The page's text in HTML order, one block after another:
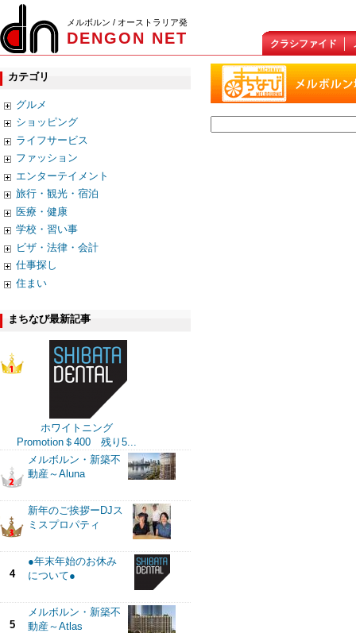
メルボルン / オーストラリア発
DENGON NET クラシファイド
カテゴリ
グルメ
ショッピング
ライフサービス
ファッション
エンターテイメント
旅行・観光・宿泊
医療・健康
学校・習い事
ビザ・法律・会計
仕事探し
住まい
まちなび最新記事
ホワイトニング
Promotion＄400 残り5...
メルボルン・新築不
動産～Aluna
新年のご挨拶ーDJス
ミスプロパティ
4
●年末年始のお休み
について●
5
メルボルン・新築不
動産～Atlas